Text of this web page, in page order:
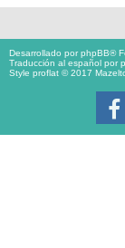
Desarrollado porphpBB®
Traducción al español por
Style proflat © 2017